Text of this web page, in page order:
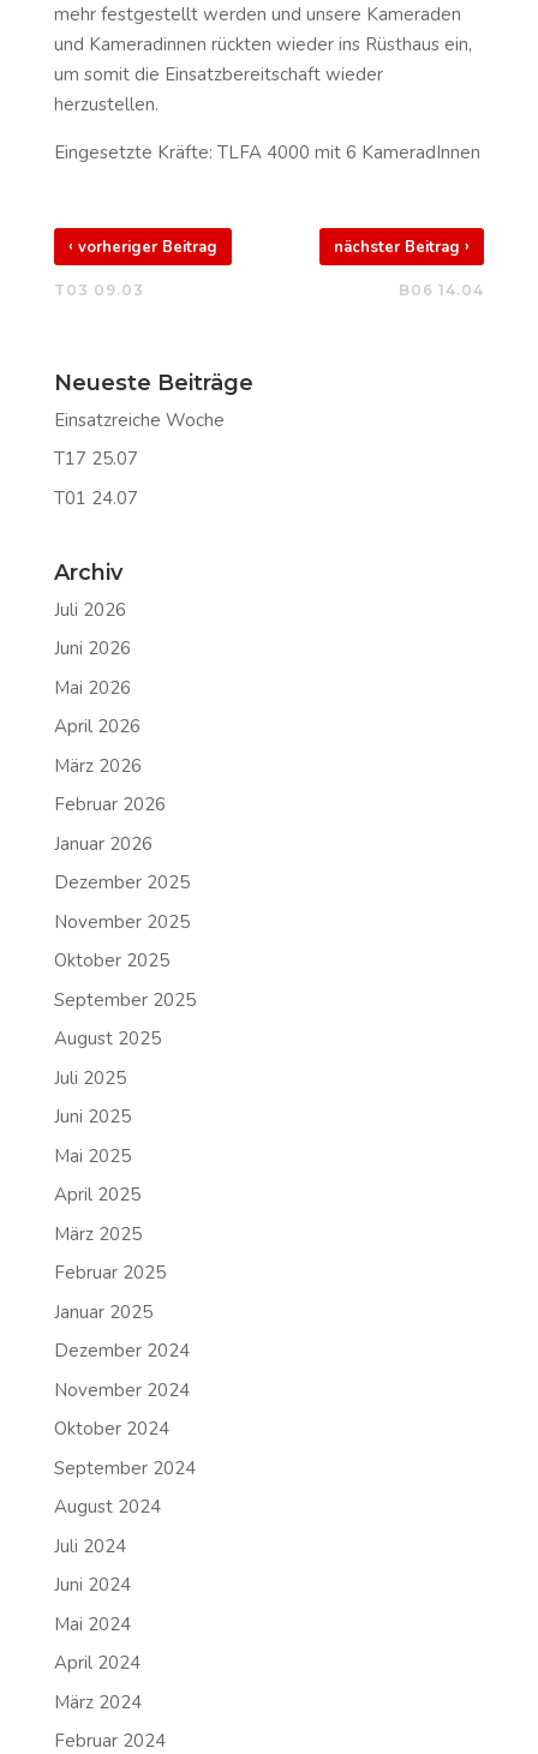
mehr festgestellt werden und unsere Kameraden
und Kameradinnen rückten wieder ins Rüsthaus ein,
um somit die Einsatzbereitschaft wieder
herzustellen.
Eingesetzte Kräfte: TLFA 4000 mit 6 KameradInnen
‹ vorheriger Beitrag
T03 09.03
nächster Beitrag›
B06 14.04
Neueste Beiträge
Einsatzreiche Woche
T17 25.07
T01 24.07
Archiv
Juli 2026
Juni 2026
Mai 2026
April 2026
März 2026
Februar 2026
Januar 2026
Dezember 2025
November 2025
Oktober 2025
September 2025
August 2025
Juli 2025
Juni 2025
Mai 2025
April 2025
März 2025
Februar 2025
Januar 2025
Dezember 2024
November 2024
Oktober 2024
September 2024
August 2024
Juli 2024
Juni 2024
Mai 2024
April 2024
März 2024
Februar 2024